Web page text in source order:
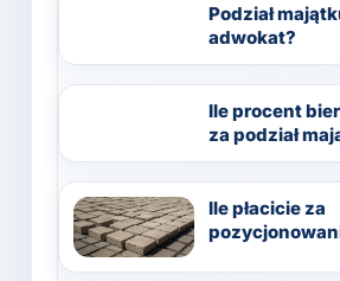
Podział
adwokat?
Ile procent
za podział
Ile płacicie za